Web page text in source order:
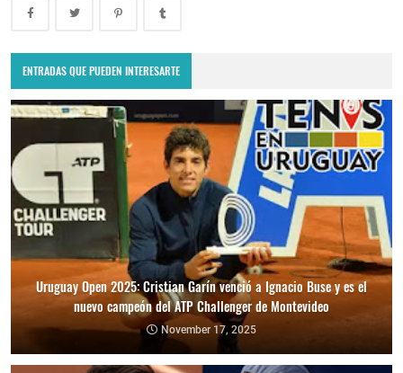
ENTRADAS QUE PUEDEN INTERESARTE
Uruguay Open 2025: Cristian Garín venció a Ignacio Buse y es el
nuevo campeón del ATP Challenger de Montevideo
November 17, 2025